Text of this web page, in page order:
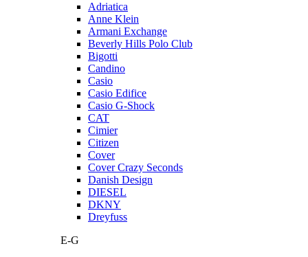
Adriatica
Anne Klein
Armani Exchange
Beverly Hills Polo Club
Bigotti
Candino
Casio
Casio Edifice
Casio G-Shock
CAT
Cimier
Citizen
Cover
Cover Crazy Seconds
Danish Design
DIESEL
DKNY
Dreyfuss
E-G